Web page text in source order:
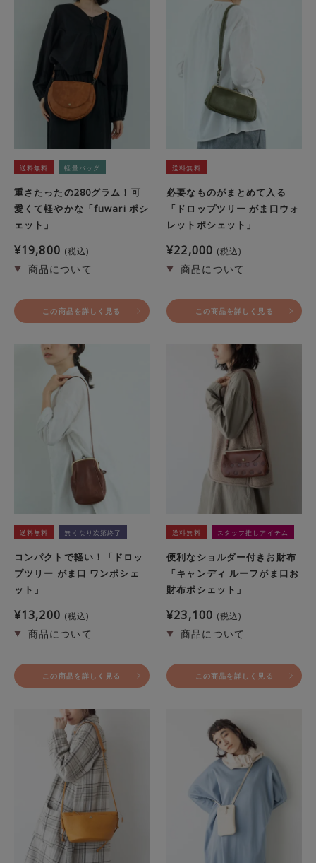
送料無料 軽量バッグ
重さたったの280グラム！可
愛くて軽やかな「fuwari ポシ
ェット」
¥19,800 税込
この商品を詳しく見る
送料無料
必要なものがまとめて入る
「ドロップツリー がま口ウォ
レットポシェット」
¥22,000 税込
この商品を詳しく見る
送料無料 無くなり次第終了
コンパクトで軽い！「ドロッ
プツリー がま口 ワンポシェ
ット」
¥13,200 税込
この商品を詳しく見る
送料無料 スタッフ推しアイテム
便利なショルダー付きお財布
「キャンディ ルーフがま口お
財布ポシェット」
¥23,100 税込
この商品を詳しく見る